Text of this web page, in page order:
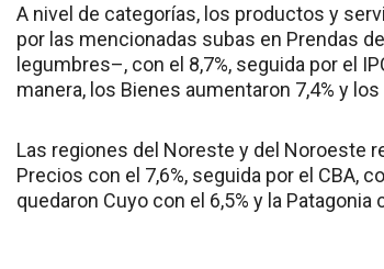
A nivel de categorías, los productos y
por las mencionadas subas en Prendas
legumbres–, con el 8,7%, seguida por el
manera, los Bienes aumentaron 7,4% y
Las regiones del Noreste y del Noroeste
Precios con el 7,6%, seguida por el CBA,
quedaron Cuyo con el 6,5% y la Patagonia